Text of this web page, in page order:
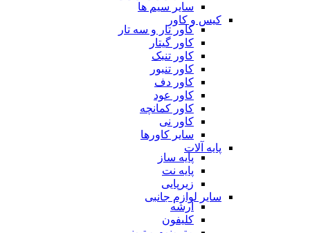
سایر سیم ها
کیس و کاور
کاور تار و سه تار
کاور گیتار
کاور تنبک
کاور تنبور
کاور دف
کاور عود
کاور کمانچه
کاور نی
سایر کاورها
پایه آلات
پایه ساز
پایه نت
زیرپایی
سایر لوازم جانبی
آرشه
کلیفون